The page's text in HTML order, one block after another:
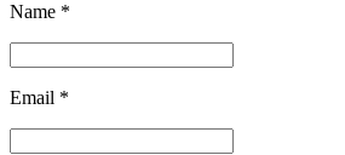
Name *
Email *